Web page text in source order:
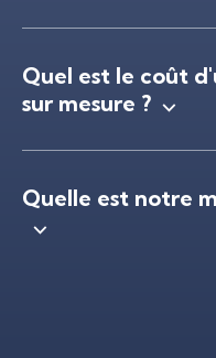
Quel est le coût
sur mesure ?
Quelle est notre